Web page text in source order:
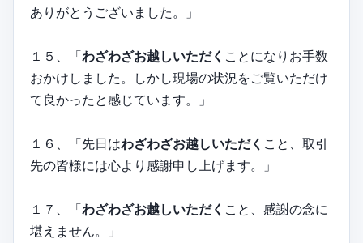
ありがとうございました。」
１５、「わざわざお越しいただく ことになりお手数
おかけしました。しかし現場の状況をご覧いただけ
て良かったと感じています。」
１６、「先日はわざわざお越しいただく こと、取引
先の皆様には心より感謝申し上げます。」
１７、「わざわざお越しいただく こと、感謝の念に
堪えません。」